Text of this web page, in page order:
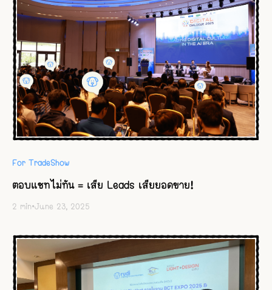
For TradeShow
ตอบแชทไม่ทัน = เสีย Leads เสียยอดขาย!
2 min•June 23, 2025